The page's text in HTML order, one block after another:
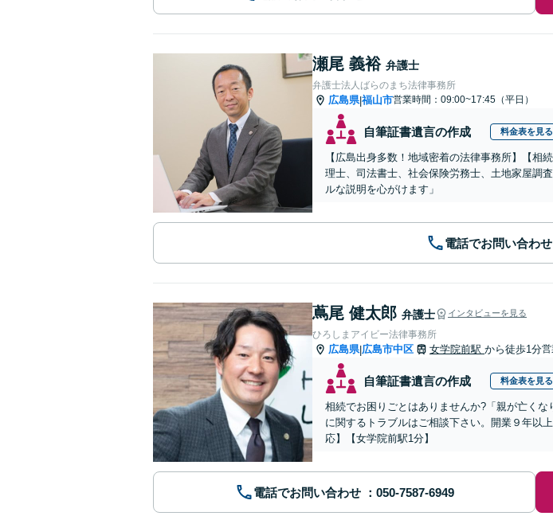
瀬尾 義裕 弁護士
弁護士法人ばらのまち法律事務所
広島県|福山市営業時間：09:00~17:45（平日）
自筆証書遺言の作成 料金表を見る
【広島出身多数！地域密着の法律事務所】【
理士、司法書士、社会保険労務士、土地家屋調
ルな説明を心がけます」
電話でお問い合わせ
蔦尾 健太郎 弁護士 インタビューを見る
ひろしまアイビー法律事務所
広島県|広島市中区 女学院前駅 から徒歩1分営
自筆証書遺言の作成 料金表を見る
相続でお困りごとはありませんか?「親が亡く
に関するトラブルはご相談下さい。開業９年以
応】【女学院前駅1分】
電話でお問い合わせ